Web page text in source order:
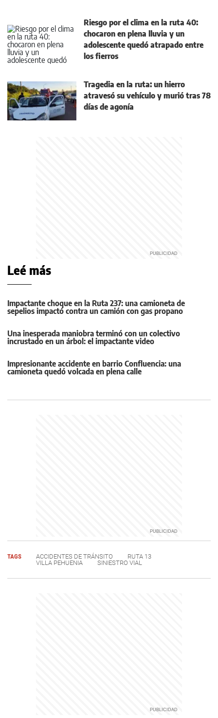
Riesgo por el clima en la ruta 40:
chocaron en plena lluvia y un
adolescente quedó atrapado entre
los fierros
Tragedia en la ruta: un hierro
atravesó su vehículo y murió tras 78
días de agonía
Leé más
Impactante choque en la Ruta 237: una camioneta de
sepelios impactó contra un camión con gas propano
Una inesperada maniobra terminó con un colectivo
incrustado en un árbol: el impactante video
Impresionante accidente en barrio Confluencia: una
camioneta quedó volcada en plena calle
TAGS ACCIDENTES DE TRÁNSITO
RUTA 13
VILLA PEHUENIA
SINIESTRO VIAL